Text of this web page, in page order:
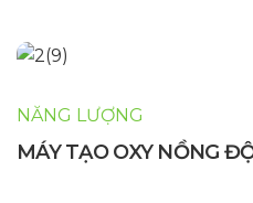
NĂNG LƯỢNG
MÁY TẠO OXY NỒNG